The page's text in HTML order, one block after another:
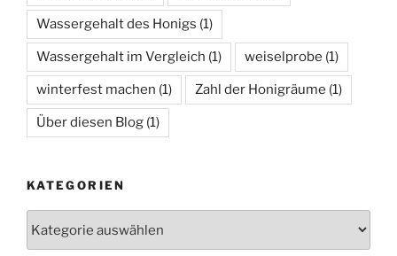
Wassergehalt des Honigs (1)
Wassergehalt im Vergleich (1) weiselprobe (1)
winterfest machen (1) Zahl der Honigräume (1)
Über diesen Blog (1)
KATEGORIEN